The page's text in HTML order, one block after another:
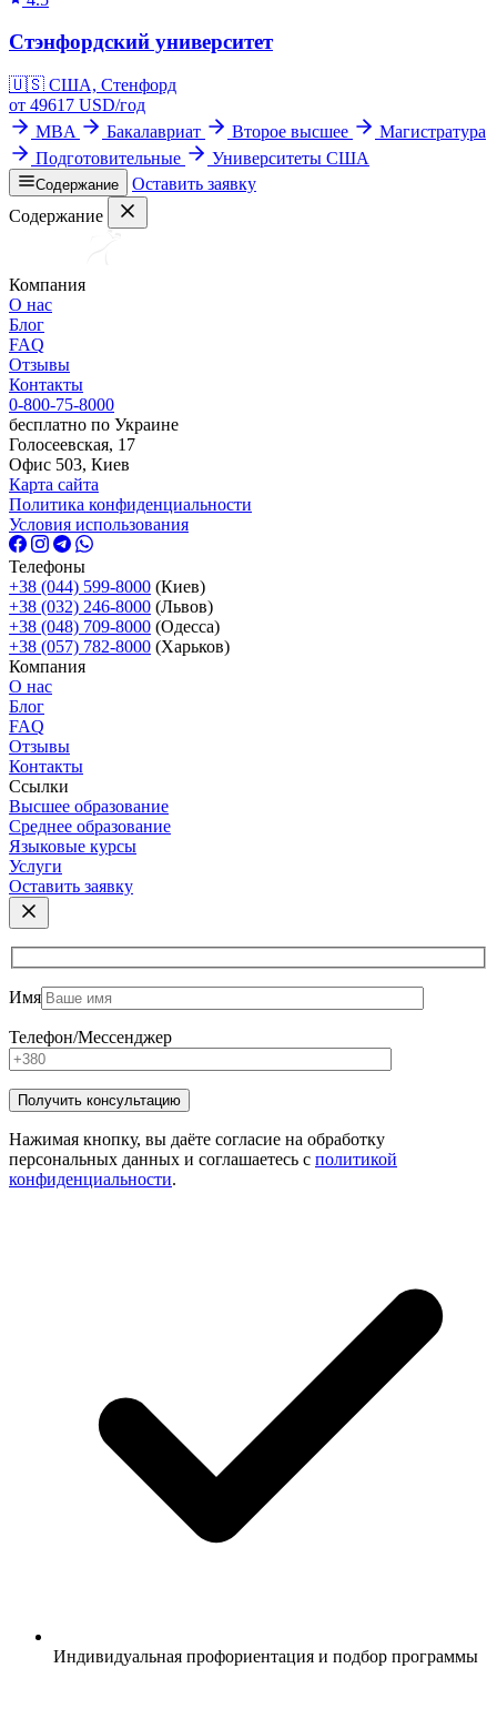
Стэнфордский университет
🇺🇸 США, Стенфорд
от 49617 USD/год
MBA
Бакалавриат Второе высшее
Магистратура
Подготовительные
Университеты США
Содержание
Оставить заявку
Содержание
Компания
О нас
Блог
FAQ
Отзывы
Контакты
0-800-75-8000
бесплатно по Украине
Голосеевская, 17
Офис 503, Киев
Карта сайта
Политика конфиденциальности
Условия использования
Телефоны
+38 (044) 599-8000 (Киев)
+38 (032) 246-8000 (Львов)
+38 (048) 709-8000 (Одесcа)
+38 (057) 782-8000 (Харьков)
Компания
О нас
Блог
FAQ
Отзывы
Контакты
Ссылки
Высшее образование
Среднее образование
Языковые курсы
Услуги
Оставить заявку
Имя
Телефон/Мессенджер
Нажимая кнопку, вы даёте согласие на обработку
персональных данных и соглашаетесь с политикой
конфиденциальности.
Индивидуальная профориентация и подбор программы